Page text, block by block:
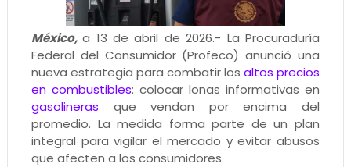
México,a 13 de abril de 2026.- La Procuraduría
Federal del Consumidor (Profeco) anunció una
nueva estrategia para combatir losaltos precios
en combustibles: colocar lonas informativas en
gasolineras que vendan por encima del
promedio. La medida forma parte de un plan
integral para vigilar el mercado y evitar abusos
que afecten a los consumidores.